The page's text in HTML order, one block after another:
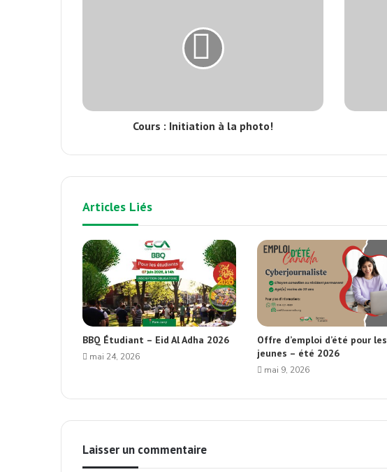
Cours : Initiation à la photo!
Articles Liés
BBQ Étudiant – Eid Al Adha 2026
mai 24, 2026
Offre d’emploi d’été pour les
jeunes – été 2026
mai 9, 2026
Laisser un commentaire